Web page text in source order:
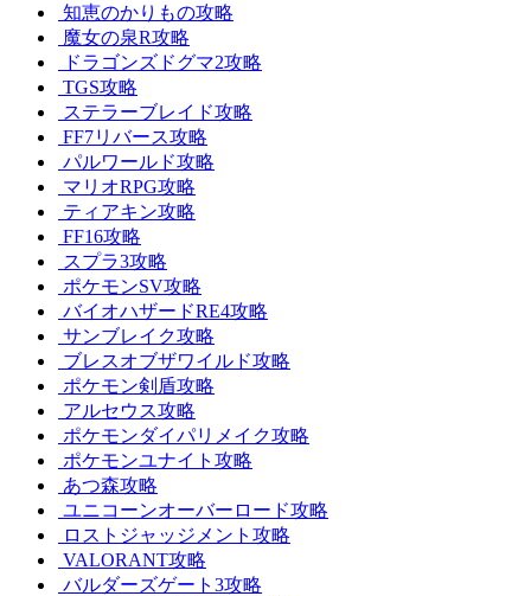
知恵のかりもの攻略
魔女の泉R攻略
ドラゴンズドグマ2攻略
TGS攻略
ステラーブレイド攻略
FF7リバース攻略
パルワールド攻略
マリオRPG攻略
ティアキン攻略
FF16攻略
スプラ3攻略
ポケモンSV攻略
バイオハザードRE4攻略
サンブレイク攻略
ブレスオブザワイルド攻略
ポケモン剣盾攻略
アルセウス攻略
ポケモンダイパリメイク攻略
ポケモンユナイト攻略
あつ森攻略
ユニコーンオーバーロード攻略
ロストジャッジメント攻略
VALORANT攻略
バルダーズゲート3攻略